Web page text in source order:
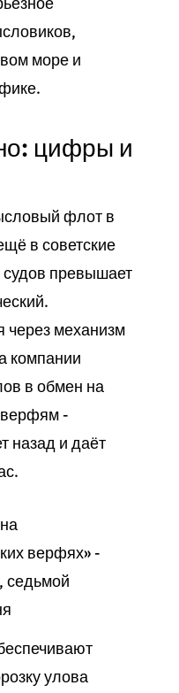
море и
цифры и
флот в
в советские
превышает
через механизм
компании
в обмен на
верфям -
назад и даёт
верфях» -
седьмой
улова